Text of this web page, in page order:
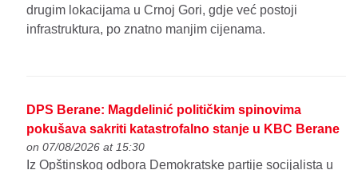
drugim lokacijama u Crnoj Gori, gdje već postoji
infrastruktura, po znatno manjim cijenama.
DPS Berane: Magdelinić političkim spinovima
pokušava sakriti katastrofalno stanje u KBC Berane
on 07/08/2026 at 15:30
Iz Opštinskog odbora Demokratske partije socijalista u